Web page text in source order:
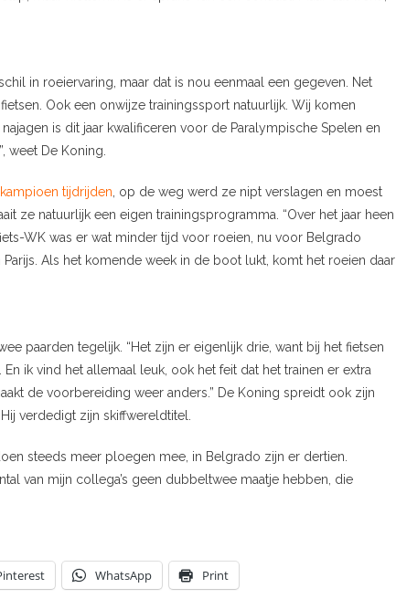
in roeiervaring, maar dat is nou eenmaal een gegeven. Net
Ook een onwijze trainingssport natuurlijk. Wij komen
is dit jaar kwalificeren voor de Paralympische Spelen en
weet De Koning.
tijdrijden , op de weg werd ze nipt verslagen en moest
ze natuurlijk een eigen trainingsprogramma. “Over het jaar heen
WK was er wat minder tijd voor roeien, nu voor Belgrado
Als het komende week in de boot lukt, komt het roeien daar
paarden tegelijk. “Het zijn er eigenlijk drie, want bij het fietsen
ik vind het allemaal leuk, ook het feit dat het trainen er extra
de voorbereiding weer anders.” De Koning spreidt ook zijn
verdedigt zijn skiffwereldtitel.
steeds meer ploegen mee, in Belgrado zijn er dertien.
van mijn collega’s geen dubbeltwee maatje hebben, die
WhatsApp Print